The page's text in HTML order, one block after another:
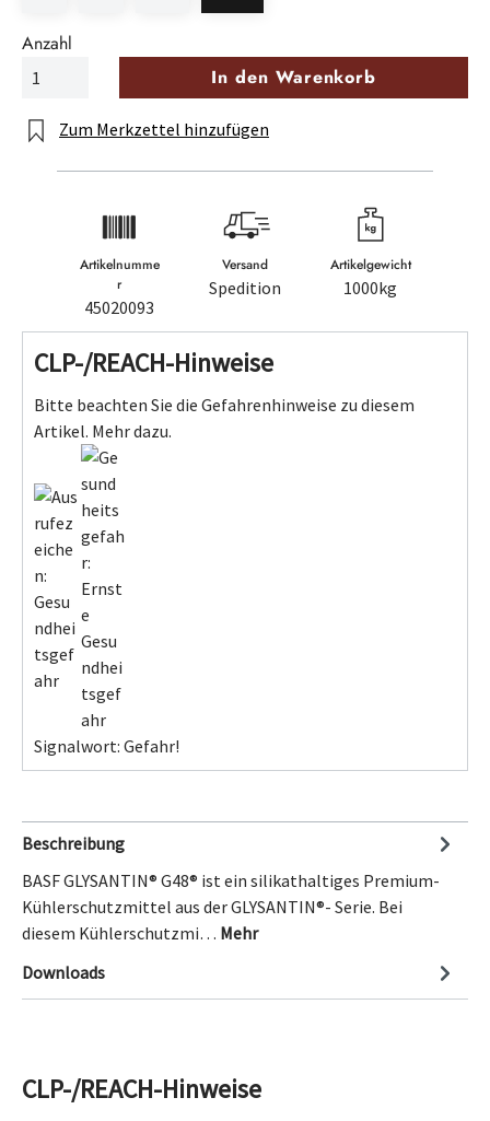
Anzahl
In den Warenkorb
Zum Merkzettel hinzufügen
Artikelnumme
r
45020093
Versand
Spedition
Artikelgewicht
1000kg
CLP-/REACH-Hinweise
Bitte beachten Sie die Gefahrenhinweise zu diesem
Artikel. Mehr dazu.
Signalwort: Gefahr!
Beschreibung
BASF GLYSANTIN® G48® ist ein silikathaltiges Premium-
Kühlerschutzmittel aus der GLYSANTIN®- Serie. Bei
diesem Kühlerschutzmi… Mehr
Downloads
CLP-/REACH-Hinweise